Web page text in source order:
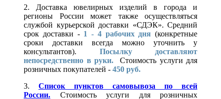
2. Доставка ювелирных изделий в города и
регионы России может также осуществляться
службой курьерской доставки «СДЭК». Средний
срок доставки - 1 - 4 рабочих дня (конкретные
сроки доставки всегда можно уточнить у
консультантов). Посылку доставляют
непосредственно в руки.
Стоимость услуги для
розничных покупателей - 450 руб.
3. Список пунктов самовывоза по всей
России.
Стоимость услуги для розничных